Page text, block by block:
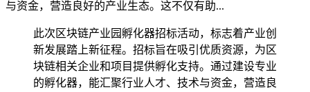
与资金，营造良好的产业生态。这不仅有助...
此次区块链产业园孵化器招标活动，标志着产业创
新发展踏上新征程。招标旨在吸引优质资源，为区
块链相关企业和项目提供孵化支持。通过建设专业
的孵化器，能汇聚行业人才、技术与资金，营造良